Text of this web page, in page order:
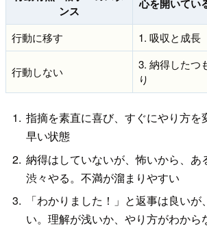
ンス
心を開いてい
行動に移す 1. 吸収と成長
行動しない
3. 納得したつ
り
指摘を素直に喜び、すぐにやり方を
早い状態
納得はしていないが、怖いから、あ
渋々やる。不満が溜まりやすい
「わかりました！」と返事は良い
い。理解が浅いか、やり方がわから